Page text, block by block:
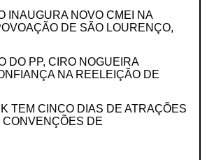
INAUGURA NOVO CMEI NA
DE SÃO LOURENÇO,
DO PP, CIRO NOGUEIRA
NA REELEIÇÃO DE
TEM CINCO DIAS DE ATRAÇÕES
DE